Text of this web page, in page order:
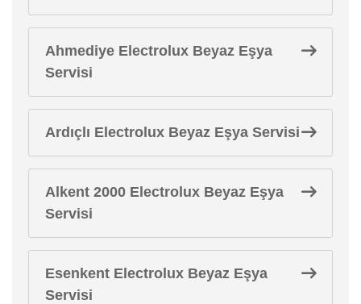
Ahmediye Electrolux Beyaz Eşya
Servisi
Ardıçlı Electrolux Beyaz Eşya Servisi
Alkent 2000 Electrolux Beyaz Eşya
Servisi
Esenkent Electrolux Beyaz Eşya
Servisi